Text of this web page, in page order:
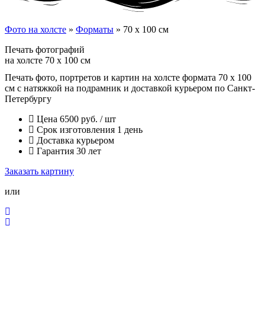
Фото на холсте » Форматы » 70 x 100 см
Печать фотографий
на холсте 70 x 100 см
Печать фото, портретов и картин на холсте формата 70 x 100
см с натяжкой на подрамник и доставкой курьером по Санкт-
Петербургу
Цена 6500 руб. / шт
Срок изготовления 1 день
Доставка курьером
Гарантия 30 лет
Заказать картину
или